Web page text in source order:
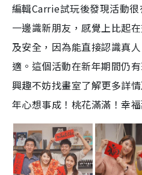
編輯Carrie試玩後發現活動
一邊識新朋友，感覺上比起
及安全，因為能直接認識真
適。這個活動在新年期間仍
興趣不妨找畫室了解更多詳
年心想事成！桃花滿滿！幸福